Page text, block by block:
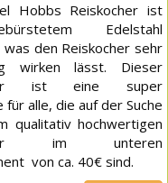
Hobbs Reiskocher ist
Edelstahl
den Reiskocher sehr
wirken lässt. Dieser
ist eine super
für alle, die auf der Suche
qualitativ hochwertigen
im unteren
von ca. 40€ sind.